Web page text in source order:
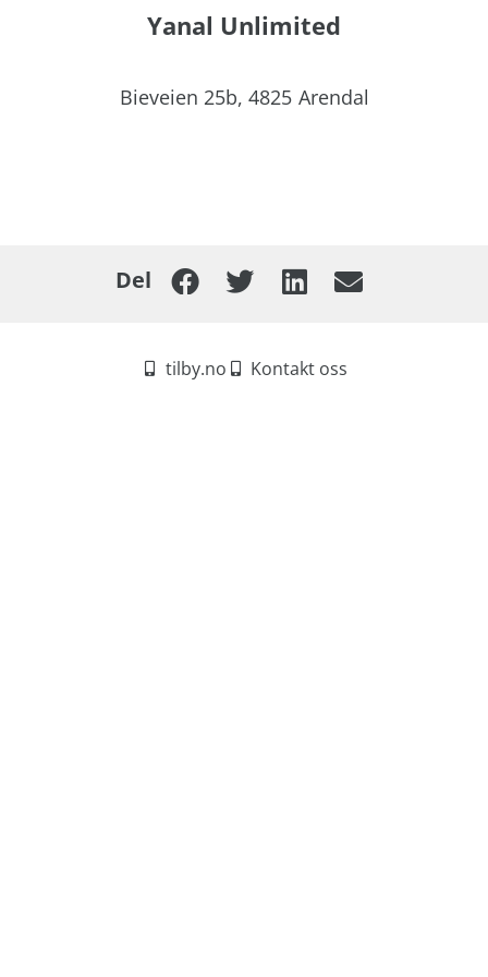
Yanal Unlimited
Bieveien 25b, 4825 Arendal
Del
tilby.no Kontakt oss